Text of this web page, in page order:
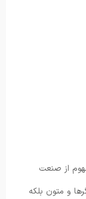
از صنعت
و متون بلکه